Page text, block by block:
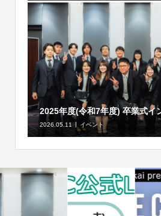
2025年度(令和7年度) 卒業式イ
2026.05.11 イベント